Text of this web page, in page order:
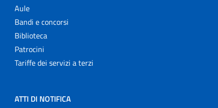
Aule
Bandi e concorsi
Biblioteca
Patrocini
Tariffe dei servizi a terzi
ATTI DI NOTIFICA